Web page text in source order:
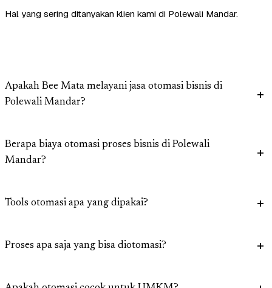
Hal yang sering ditanyakan klien kami di Polewali Mandar.
Apakah Bee Mata melayani jasa otomasi bisnis di
Polewali Mandar?
Berapa biaya otomasi proses bisnis di Polewali
Mandar?
Tools otomasi apa yang dipakai?
Proses apa saja yang bisa diotomasi?